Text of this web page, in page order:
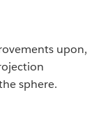
upon,
sphere.